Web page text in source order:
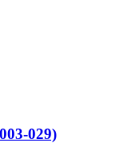
029)